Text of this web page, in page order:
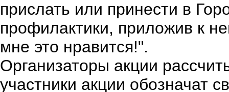
прислать или принести в
профилактики, приложив к
мне это нравится!".
Организаторы акции
участники акции обозначат